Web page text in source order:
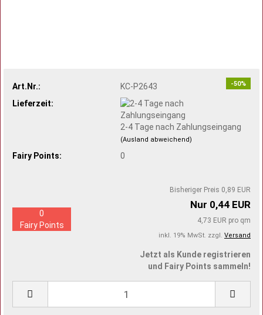
-50%
Art.Nr.:
KC-P2643
Lieferzeit:
2-4 Tage nach Zahlungseingang
(Ausland abweichend)
Fairy Points: 0
Bisheriger Preis 0,89 EUR
Nur 0,44 EUR
4,73 EUR pro qm
inkl. 19% MwSt. zzgl. Versand
0
Fairy Points
Jetzt als Kunde registrieren
und Fairy Points sammeln!